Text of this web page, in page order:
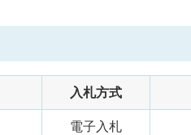
入札方式
電子入札